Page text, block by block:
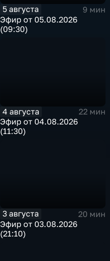
5 августа
9 мин
Эфир от 05.08.2026
(09:30)
4 августа
22 мин
Эфир от 04.08.2026
(11:30)
3 августа
20 мин
Эфир от 03.08.2026
(21:10)